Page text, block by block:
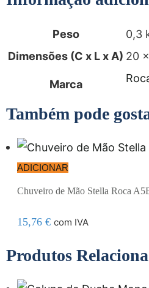
Peso
0,3
Dimensões (C x L x A) 20
Marca
Também pode
ADICIONAR
Chuveiro de Mão Stella Roca
15,76 € com IVA
Produtos